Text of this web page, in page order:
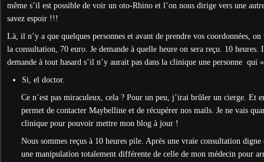
même s’il est possible de voir un oto-Rhino et l’on nous dirige vers une
savez espoir !!!
Là, il n’y a que quelques personnes et avant de prendre vos coordonnées,
la consultation, 70 euro. Je demande à quelle heure on sera reçu. 10
demande à tout hasard s’il n’y aurait pas dans la clinique une personne qui
Si, el doctor.
Ce n’est pas miraculeux, cela ? Pour un peu, j’irai brûler un cierge. Et
permet de contacter Maybelline et de récupérer nos mails. Je ne vais
clinique pour pouvoir mettre mon blog à jour !
Nous sommes reçus à 10 heures pile. Après une vraie consultation
une manipulation totalement différente de celle de mon médecin pour